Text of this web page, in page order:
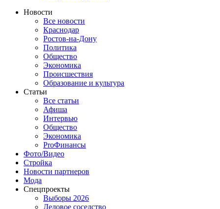
Новости
Все новости
Краснодар
Ростов-на-Дону
Политика
Общество
Экономика
Происшествия
Образование и культура
Статьи
Все статьи
Афиша
Интервью
Общество
Экономика
ProФинансы
Фото/Видео
Стройка
Новости партнеров
Мода
Спецпроекты
Выборы 2026
Деловое соседство